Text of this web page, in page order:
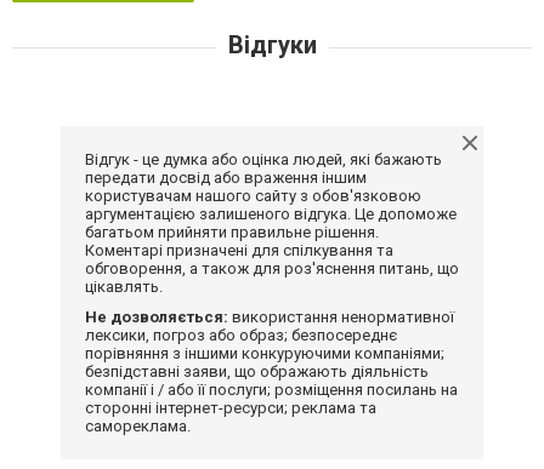
Відгуки
Відгук - це думка або оцінка людей, які бажають
передати досвід або враження іншим
користувачам нашого сайту з обов'язковою
аргументацією залишеного відгука. Це допоможе
багатьом прийняти правильне рішення.
Коментарі призначені для спілкування та
обговорення, а також для роз'яснення питань, що
цікавлять.
Не дозволяється: використання ненормативної
лексики, погроз або образ; безпосереднє
порівняння з іншими конкуруючими компаніями;
безпідставні заяви, що ображають діяльність
компанії і / або її послуги; розміщення посилань на
сторонні інтернет-ресурси; реклама та
самореклама.